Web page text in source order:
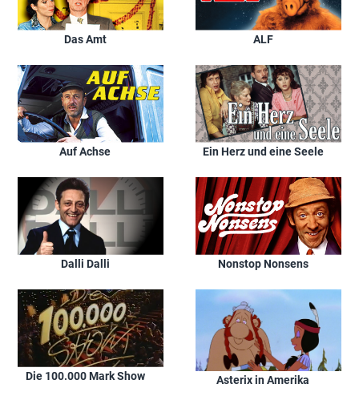
Das Amt ALF
Auf Achse Ein Herz und eine Seele
Dalli Dalli Nonstop Nonsens
Die 100.000 Mark Show Asterix in Amerika